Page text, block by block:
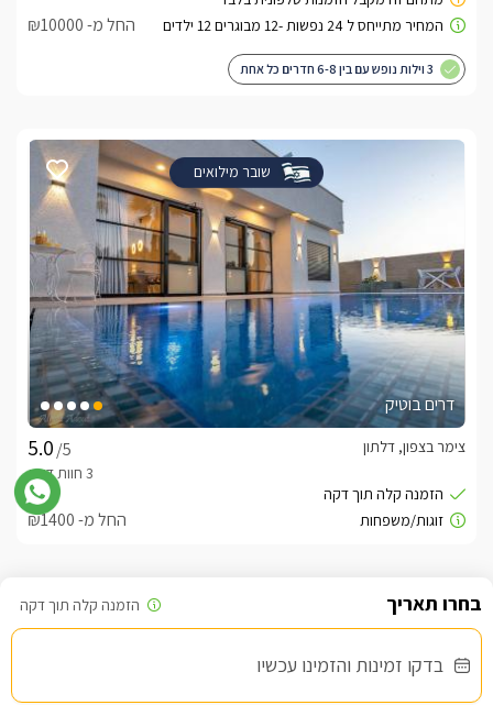
בדקו זמינות והזמינו עכשיו
החל מ- ₪10000
3 וילות נופש עם בין 6-8 חדרים כל אחת
שובר מילואים
דרים בוטיק
/5
צימר בצפון, דלתון
החל מ- ₪1400